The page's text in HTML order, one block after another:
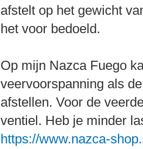
afstelt op het gewicht
het voor bedoeld.
Op mijn Nazca Fuego
veervoorspanning als
afstellen. Voor de
ventiel. Heb je minder
https://www.nazca-